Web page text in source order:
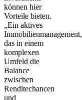
können hier
Vorteile bieten.
„Ein aktives
Immobilienmanagement,
das in einem
komplexen
Umfeld die
Balance
zwischen
Renditechancen
und